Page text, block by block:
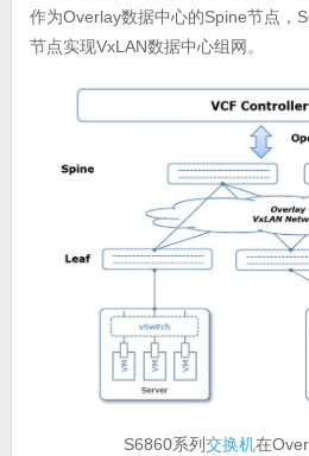
作为Overlay数据中心的Spine节点，
节点实现VxLAN数据中心组网。
S6860系列交换机在